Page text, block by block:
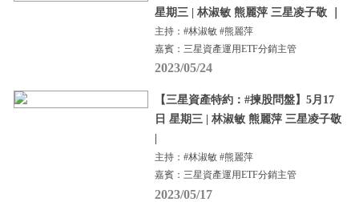
星期三 | 林淑敏 熊麗萍 三星凌子敬 ｜
主持：#林淑敏 #熊麗萍
嘉賓：三星資產運用ETF分銷主管
2023/05/24
【三星資產特約：#揀股問盤】5月17
日 星期三 | 林淑敏 熊麗萍 三星凌子敬
主持：#林淑敏 #熊麗萍
嘉賓：三星資產運用ETF分銷主管
2023/05/17